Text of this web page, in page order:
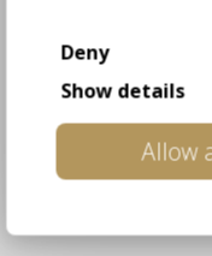
Deny
Show details
Allow